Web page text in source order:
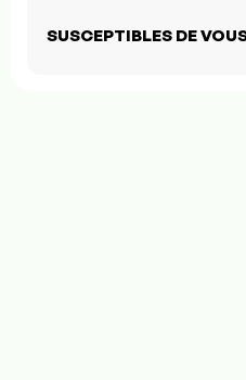
SUSCEPTIBLES DE